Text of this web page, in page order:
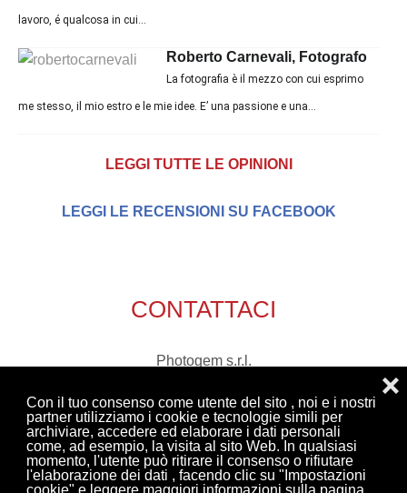
Con il tuo consenso come utente del sito , noi e i nostri
partner utilizziamo i cookie e tecnologie simili per
archiviare, accedere ed elaborare i dati personali
come, ad esempio, la visita al sito Web. In qualsiasi
momento, l'utente può ritirare il consenso o rifiutare
l'elaborazione dei dati , facendo clic su "Impostazioni
cookie" e leggere maggiori informazioni sulla pagina
❌
lavoro, é qualcosa in cui...
Roberto Carnevali, Fotografo
La fotografia è il mezzo con cui esprimo
me stesso, il mio estro e le mie idee. E’ una passione e una...
LEGGI TUTTE LE OPINIONI
LEGGI LE RECENSIONI SU FACEBOOK
CONTATTACI
Photogem s.r.l.
47863 Novafeltria (Rn)
tel. 0541 921408
Email:richieste@photogem.it